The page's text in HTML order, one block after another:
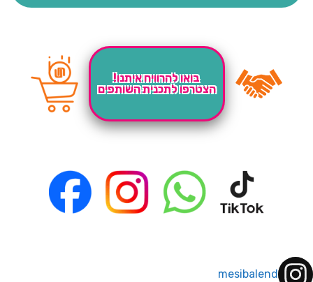
בואו להרוויח איתנו!
הצטרפו לתכנית השותפים
mesibalend